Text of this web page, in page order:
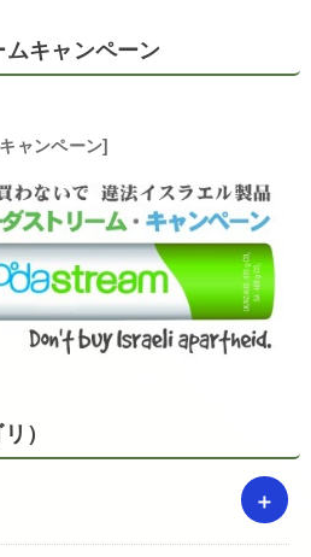
キャンペーン
ャンペーン]
）